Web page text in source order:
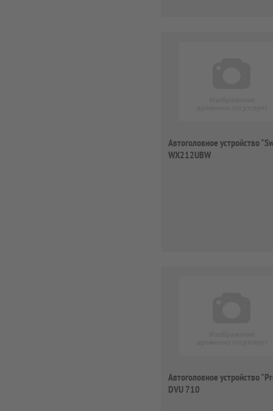
Автоголовное устройство
WX212UBW
Автоголовное устройство
DVU 710